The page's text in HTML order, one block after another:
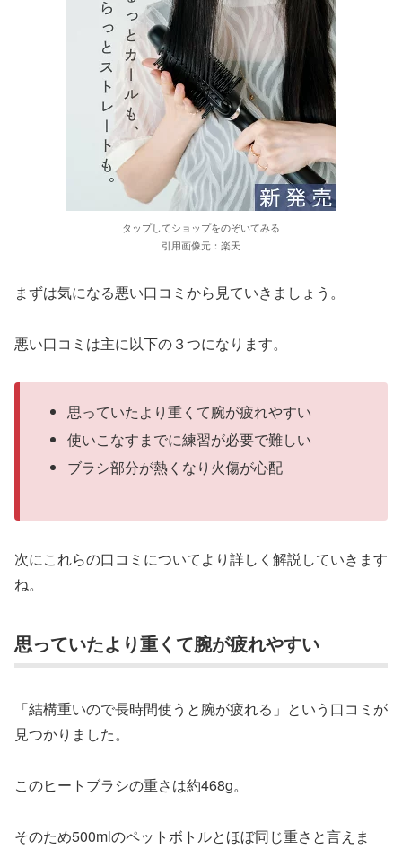
タップしてショップをのぞいてみる
引用画像元：楽天
まずは気になる悪い口コミから見ていきましょう。
悪い口コミは主に以下の３つになります。
思っていたより重くて腕が疲れやすい
使いこなすまでに練習が必要で難しい
ブラシ部分が熱くなり火傷が心配
次にこれらの口コミについてより詳しく解説していきます
ね。
思っていたより重くて腕が疲れやすい
「結構重いので長時間使うと腕が疲れる」という口コミが
見つかりました。
このヒートブラシの重さは約468g。
そのため500mlのペットボトルとほぼ同じ重さと言えま